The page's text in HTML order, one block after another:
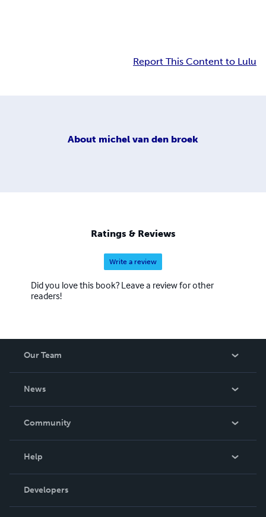
Report This Content to Lulu
About michel van den broek
Ratings & Reviews
Write a review
Did you love this book? Leave a review for other
readers!
Our Team
News
In The News
Community
Podcast
Help
Order Lookup
Knowledge Base
Developers